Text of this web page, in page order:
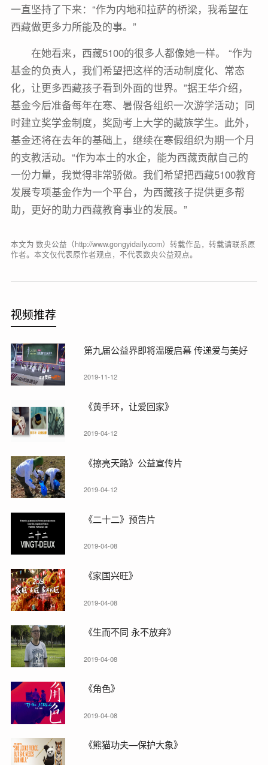
一直坚持了下来：“作为内地和拉萨的桥梁，我希望在
西藏做更多力所能及的事。”
在她看来，西藏5100的很多人都像她一样。 “作为
基金的负责人，我们希望把这样的活动制度化、常态
化，让更多西藏孩子看到外面的世界。”据王华介绍，
基金今后准备每年在寒、暑假各组织一次游学活动；同
时建立奖学金制度，奖励考上大学的藏族学生。此外，
基金还将在去年的基础上，继续在寒假组织为期一个月
的支教活动。“作为本土的水企，能为西藏贡献自己的
一份力量，我觉得非常骄傲。我们希望把西藏5100教育
发展专项基金作为一个平台，为西藏孩子提供更多帮
助，更好的助力西藏教育事业的发展。”
本文为 数央公益（http://www.gongyidaily.com）转载作品，转载请联系原
作者。本文仅代表原作者观点，不代表数央公益观点。
视频推荐
第九届公益界即将温暖启幕 传递爱与美好
2019-11-12
《黄手环，让爱回家》
2019-04-12
《擦亮天路》公益宣传片
2019-04-12
《二十二》预告片
2019-04-08
《家国兴旺》
2019-04-08
《生而不同 永不放弃》
2019-04-08
《角色》
2019-04-08
《熊猫功夫—保护大象》